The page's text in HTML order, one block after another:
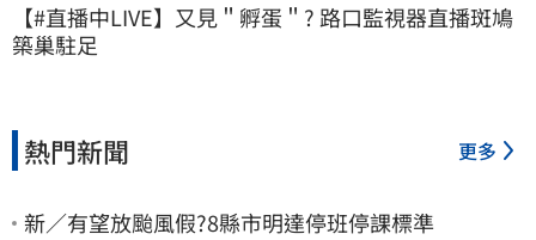
【#直播中LIVE】又見＂孵蛋＂? 路口監視器直播斑鳩
築巢駐足
熱門新聞 更多
新／有望放颱風假?8縣市明達停班停課標準